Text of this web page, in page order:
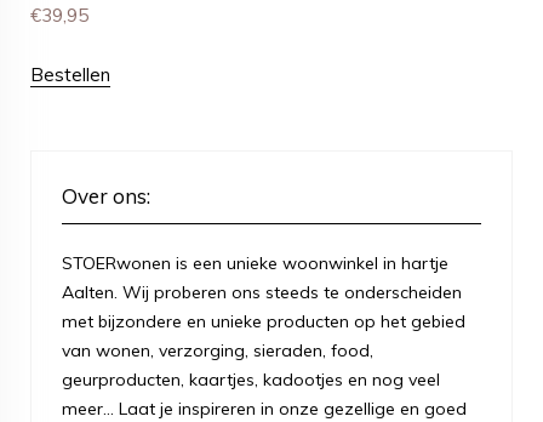
€39,95
Bestellen
Over ons:
STOERwonen is een unieke woonwinkel in hartje
Aalten. Wij proberen ons steeds te onderscheiden
met bijzondere en unieke producten op het gebied
van wonen, verzorging, sieraden, food,
geurproducten, kaartjes, kadootjes en nog veel
meer... Laat je inspireren in onze gezellige en goed